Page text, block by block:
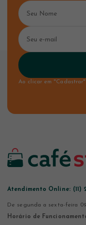
Ao clicar em
Atendimento Online: (11)
De segunda a sexta-feira
Horário de